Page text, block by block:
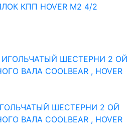
КПП HOVER M2 4/2
ШЕСТЕРНИ 2 ОЙ
ВАЛА COOLBEAR , HOVER